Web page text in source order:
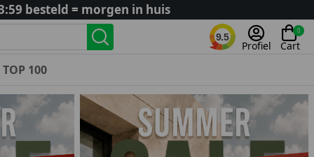
besteld = morgen in huis
9.5
Profiel
0
Cart
Landenteams
Nederland
Algerije
TOP 100